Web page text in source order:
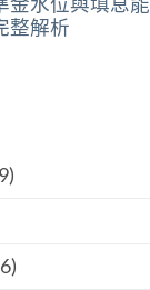
整解析